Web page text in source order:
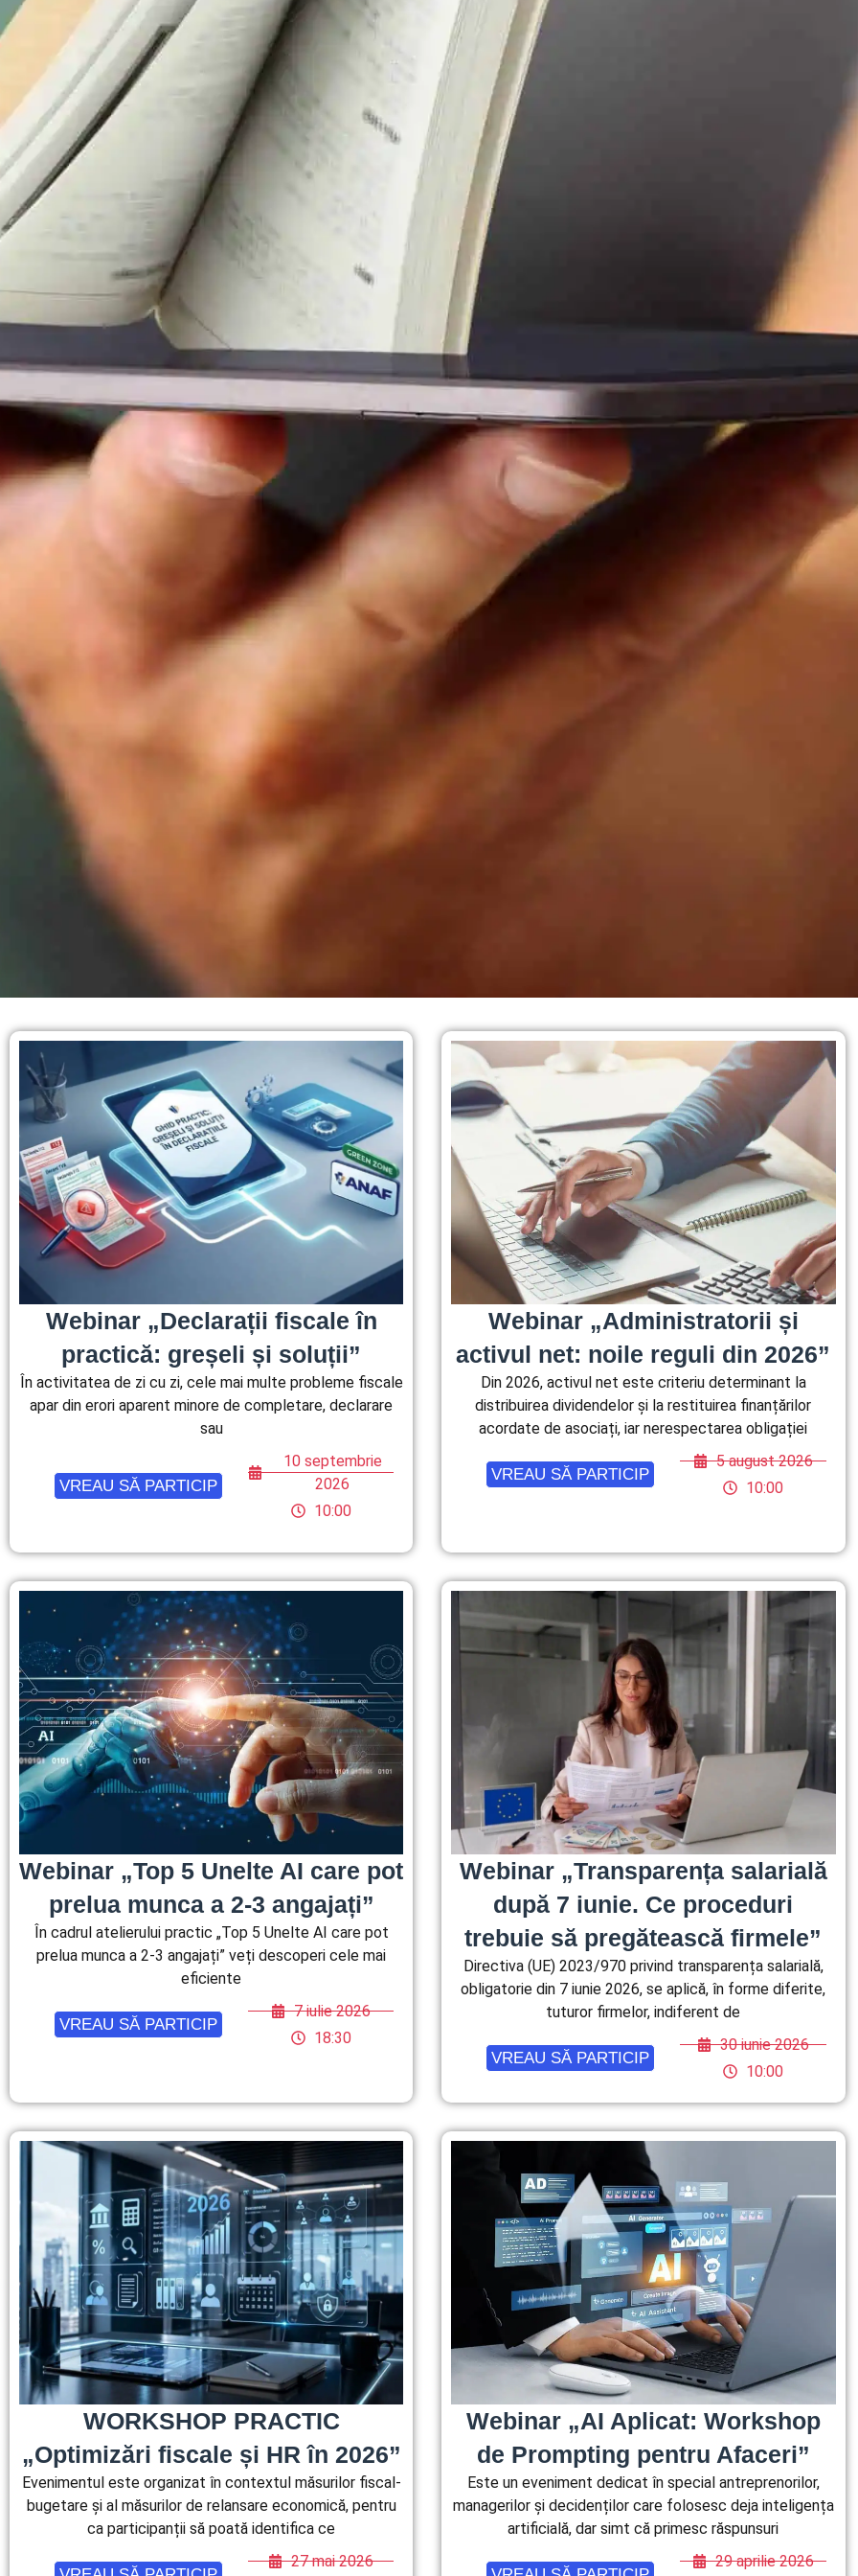
Webinar „Declarații fiscale în
practică: greșeli și soluții”
În activitatea de zi cu zi, cele mai multe probleme fiscale
apar din erori aparent minore de completare, declarare
sau
10 septembrie
2026
10:00
VREAU SĂ PARTICIP
Webinar „Administratorii și
activul net: noile reguli din 2026”
Din 2026, activul net este criteriu determinant la
distribuirea dividendelor și la restituirea finanțărilor
acordate de asociați, iar nerespectarea obligației
5 august 2026
10:00
VREAU SĂ PARTICIP
Webinar „Top 5 Unelte AI care pot
prelua munca a 2-3 angajați”
În cadrul atelierului practic „Top 5 Unelte AI care pot
prelua munca a 2-3 angajați” veți descoperi cele mai
eficiente
7 iulie 2026
18:30
VREAU SĂ PARTICIP
Webinar „Transparența salarială
după 7 iunie. Ce proceduri
trebuie să pregătească firmele”
Directiva (UE) 2023/970 privind transparența salarială,
obligatorie din 7 iunie 2026, se aplică, în forme diferite,
tuturor firmelor, indiferent de
30 iunie 2026
10:00
VREAU SĂ PARTICIP
WORKSHOP PRACTIC
„Optimizări fiscale și HR în 2026”
Evenimentul este organizat în contextul măsurilor fiscal-
bugetare și al măsurilor de relansare economică, pentru
ca participanții să poată identifica ce
27 mai 2026
Webinar „AI Aplicat: Workshop
de Prompting pentru Afaceri”
Este un eveniment dedicat în special antreprenorilor,
managerilor și decidenților care folosesc deja inteligența
artificială, dar simt că primesc răspunsuri
29 aprilie 2026